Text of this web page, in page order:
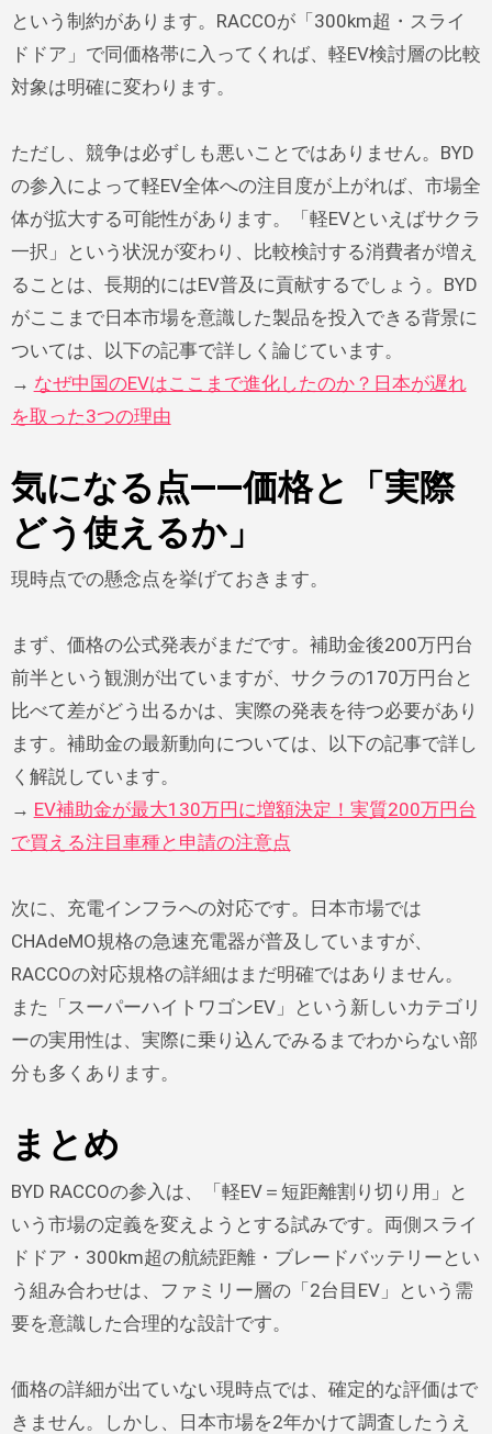
という制約があります。RACCOが「300km超・スライ
ドドア」で同価格帯に入ってくれば、軽EV検討層の比較
対象は明確に変わります。
ただし、競争は必ずしも悪いことではありません。BYD
の参入によって軽EV全体への注目度が上がれば、市場全
体が拡大する可能性があります。「軽EVといえばサクラ
一択」という状況が変わり、比較検討する消費者が増え
ることは、長期的にはEV普及に貢献するでしょう。BYD
がここまで日本市場を意識した製品を投入できる背景に
ついては、以下の記事で詳しく論じています。
→ なぜ中国のEVはここまで進化したのか？日本が遅れ
を取った3つの理由
気になる点——価格と「実際
どう使えるか」
現時点での懸念点を挙げておきます。
まず、価格の公式発表がまだです。補助金後200万円台
前半という観測が出ていますが、サクラの170万円台と
比べて差がどう出るかは、実際の発表を待つ必要があり
ます。補助金の最新動向については、以下の記事で詳し
く解説しています。
→ EV補助金が最大130万円に増額決定！実質200万円台
で買える注目車種と申請の注意点
次に、充電インフラへの対応です。日本市場では
CHAdeMO規格の急速充電器が普及していますが、
RACCOの対応規格の詳細はまだ明確ではありません。
また「スーパーハイトワゴンEV」という新しいカテゴリ
ーの実用性は、実際に乗り込んでみるまでわからない部
分も多くあります。
まとめ
BYD RACCOの参入は、「軽EV＝短距離割り切り用」と
いう市場の定義を変えようとする試みです。両側スライ
ドドア・300km超の航続距離・ブレードバッテリーとい
う組み合わせは、ファミリー層の「2台目EV」という需
要を意識した合理的な設計です。
価格の詳細が出ていない現時点では、確定的な評価はで
きません。しかし、日本市場を2年かけて調査したうえ